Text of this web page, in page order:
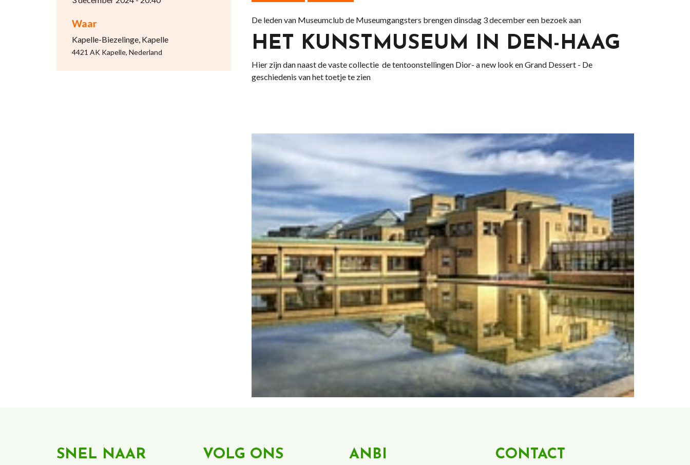
Waar
Kapelle-Biezelinge, Kapelle
4421 AK Kapelle, Nederland
De leden van Museumclub de Museumgangsters brengen dinsdag 3 december een bezoek aan
HET KUNSTMUSEUM IN DEN-HAAG
Hier zijn dan naast de vaste collectie de tentoonstellingen Dior- a new look en Grand Dessert - De
geschiedenis van het toetje te zien
SNEL NAAR VOLG ONS ANBI CONTACT